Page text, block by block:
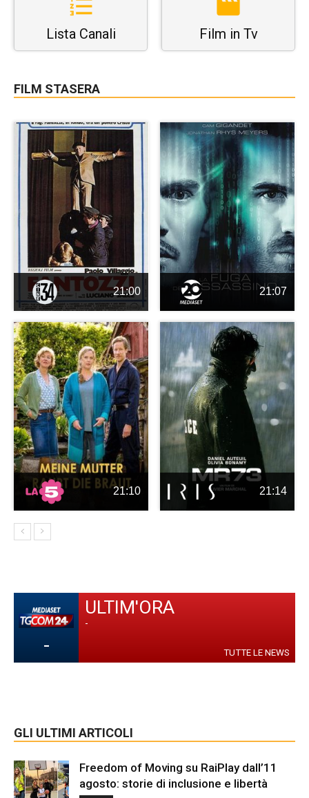
Lista Canali Film in Tv
FILM STASERA
21:00 21:07
21:10 21:14
-
ULTIM'ORA
-
TUTTE LE NEWS
GLI ULTIMI ARTICOLI
Freedom of Moving su RaiPlay dall’11
agosto: storie di inclusione e libertà